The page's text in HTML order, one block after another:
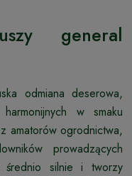
general
odmiana deserowa,
w smaku
amatorów ogrodnictwa,
prowadzących
średnio silnie i tworzy